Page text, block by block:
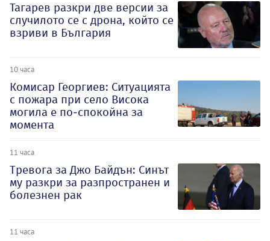
Тагарев разкри две версии за
случилото се с дрона, който се
взриви в България
10 часа
Комисар Георгиев: Ситуацията
с пожара при село Висока
могила е по-спокойна за
момента
11 часа
Тревога за Джо Байдън: Синът
му разкри за разпространен и
болезнен рак
11 часа